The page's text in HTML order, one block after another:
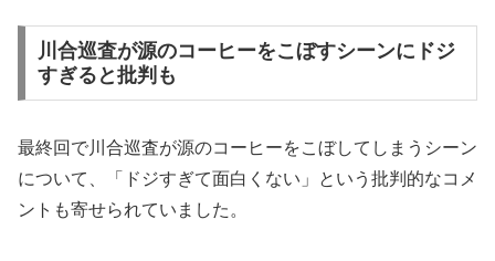
川合巡査が源のコーヒーをこぼすシーンにドジ
すぎると批判も
最終回で川合巡査が源のコーヒーをこぼしてしまうシーン
について、「ドジすぎて面白くない」という批判的なコメ
ントも寄せられていました。